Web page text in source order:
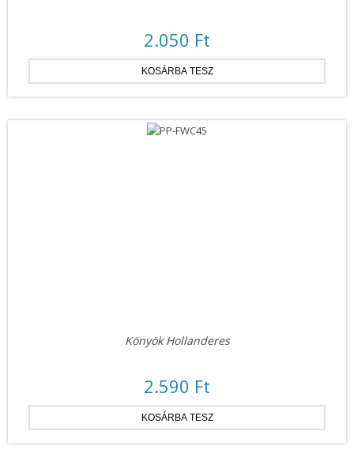
2.050 Ft
Könyök Hollanderes
2.590 Ft